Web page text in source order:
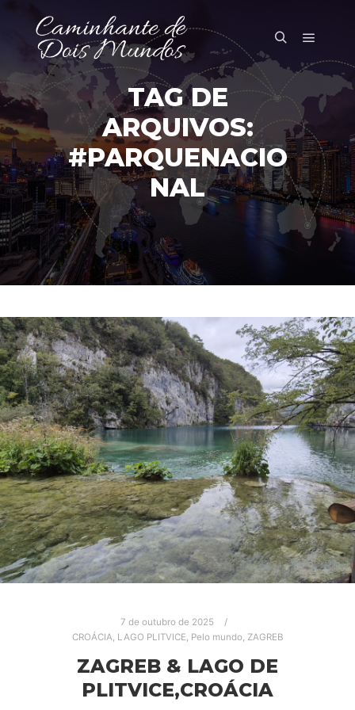
Menu
TAG DE
ARQUIVOS:
#PARQUENACIO
NAL
7 de outubro de 2025
CROÁCIA, LAGO PLITVICE, Pelo mundo, ZAGREB
ZAGREB & LAGO DE
PLITVICE,CROÁCIA